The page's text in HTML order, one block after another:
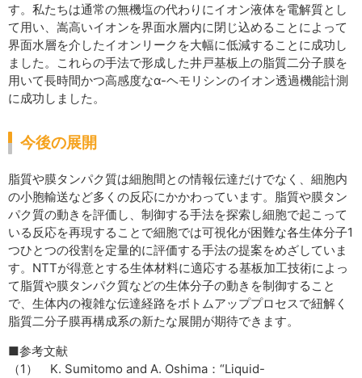
す。私たちは通常の無機塩の代わりにイオン液体を電解質とし
て用い、嵩高いイオンを界面水層内に閉じ込めることによって
界面水層を介したイオンリークを大幅に低減することに成功し
ました。これらの手法で形成した井戸基板上の脂質二分子膜を
用いて長時間かつ高感度なα-ヘモリシンのイオン透過機能計測
に成功しました。
今後の展開
脂質や膜タンパク質は細胞間との情報伝達だけでなく、細胞内
の小胞輸送など多くの反応にかかわっています。脂質や膜タン
パク質の動きを評価し、制御する手法を探索し細胞で起こって
いる反応を再現することで細胞では可視化が困難な各生体分子1
つひとつの役割を定量的に評価する手法の提案をめざしていま
す。NTTが得意とする生体材料に適応する基板加工技術によっ
て脂質や膜タンパク質などの生体分子の動きを制御すること
で、生体内の複雑な伝達経路をボトムアッププロセスで紐解く
脂質二分子膜再構成系の新たな展開が期待できます。
■参考文献
（1） K. Sumitomo and A. Oshima：“Liquid-